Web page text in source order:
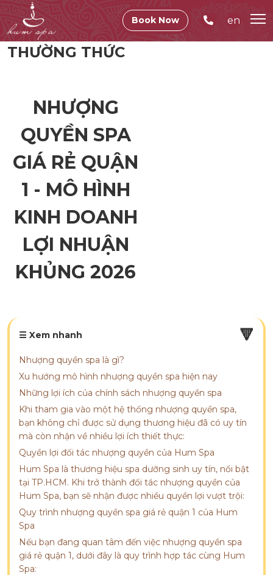
Book Now en
THƯỜNG THỨC
NHƯỢNG
QUYỀN SPA
GIÁ RẺ QUẬN
1 - MÔ HÌNH
KINH DOANH
LỢI NHUẬN
KHỦNG 2026
☰ Xem nhanh 🔻
Nhượng quyền spa là gì?
Xu hướng mô hình nhượng quyền spa hiện nay
Những lợi ích của chính sách nhượng quyền spa
Khi tham gia vào một hệ thống nhượng quyền spa,
bạn không chỉ được sử dụng thương hiệu đã có uy tín
mà còn nhận về nhiều lợi ích thiết thực:
Quyền lợi đối tác nhượng quyền của Hum Spa
Hum Spa là thương hiệu spa dưỡng sinh uy tín, nổi bật
tại TP.HCM. Khi trở thành đối tác nhượng quyền của
Hum Spa, bạn sẽ nhận được nhiều quyền lợi vượt trội:
Quy trình nhượng quyền spa giá rẻ quận 1 của Hum
Spa
Nếu bạn đang quan tâm đến việc nhượng quyền spa
giá rẻ quận 1, dưới đây là quy trình hợp tác cùng Hum
Spa: